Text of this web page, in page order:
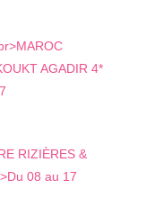
AGADIR 4*
RIZIÈRES &
08 au 17